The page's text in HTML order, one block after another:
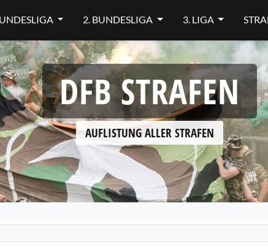
2. BUNDESLIGA 3. LIGA
DFB STRAFEN
AUFLISTUNG ALLER STRAFEN